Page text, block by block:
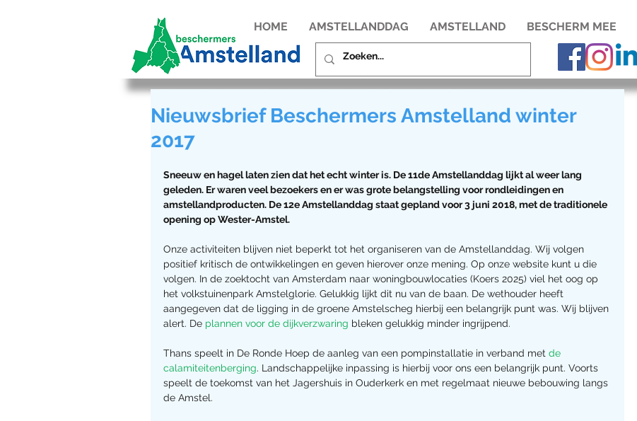
HOME AMSTELLANDDAG AMSTELLAND BESCHERM MEE
Nieuwsbrief Beschermers Amstelland winter
2017
Sneeuw en hagel laten zien dat het echt winter is. De 11de Amstellanddag lijkt al weer lang
geleden. Er waren veel bezoekers en er was grote belangstelling voor rondleidingen en
amstellandproducten. De 12e Amstellanddag staat gepland voor 3 juni 2018, met de traditionele
opening op Wester-Amstel.
Onze activiteiten blijven niet beperkt tot het organiseren van de Amstellanddag. Wij volgen
positief kritisch de ontwikkelingen en geven hierover onze mening. Op onze website kunt u die
volgen. In de zoektocht van Amsterdam naar woningbouwlocaties (Koers 2025) viel het oog op
het volkstuinenpark Amstelglorie. Gelukkig lijkt dit nu van de baan. De wethouder heeft
aangegeven dat de ligging in de groene Amstelscheg hierbij een belangrijk punt was. Wij blijven
alert. De plannen voor de dijkverzwaring bleken gelukkig minder ingrijpend.
Thans speelt in De Ronde Hoep de aanleg van een pompinstallatie in verband met de
calamiteitenberging. Landschappelijke inpassing is hierbij voor ons een belangrijk punt. Voorts
speelt de toekomst van het Jagershuis in Ouderkerk en met regelmaat nieuwe bebouwing langs
de Amstel.